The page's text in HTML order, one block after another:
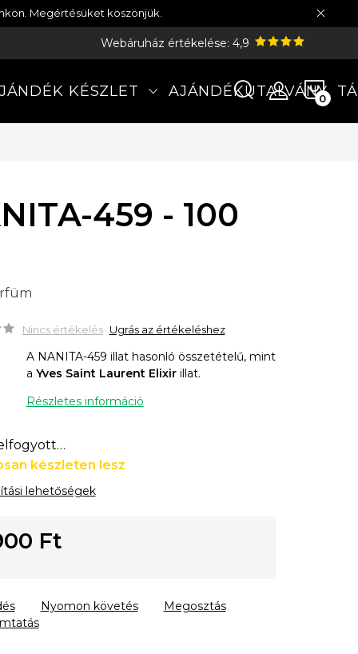
Megértésüket köszönjük.
Webáruház értékelése: 4,9
KÉSZLET AJÁNDÉKUTALVÁNY
459 - 100
Nincs értékelés Ugrás az értékeléshez
A NANITA-459 illat hasonló összetételű, mint
a Yves Saint Laurent Elixirillat.
Részletes információ
készleten lesz
lehetőségek
Ft
Nyomon követés Megosztás